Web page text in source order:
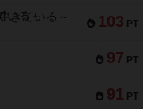
103 PT
きている～
97 PT
91 PT